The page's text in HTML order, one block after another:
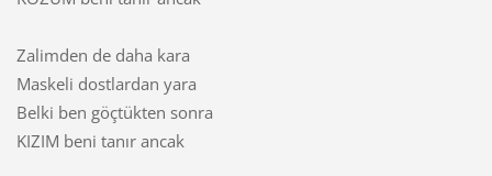
Zalimden de daha kara
Maskeli dostlardan yara
Belki ben göçtükten sonra
KIZIM beni tanır ancak